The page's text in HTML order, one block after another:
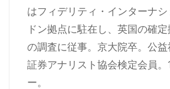
はフィデリティ・インターナ
ドン拠点に駐在し、英国の確
の調査に従事。京大院卒。公
証券アナリスト協会検定会員。
ー。